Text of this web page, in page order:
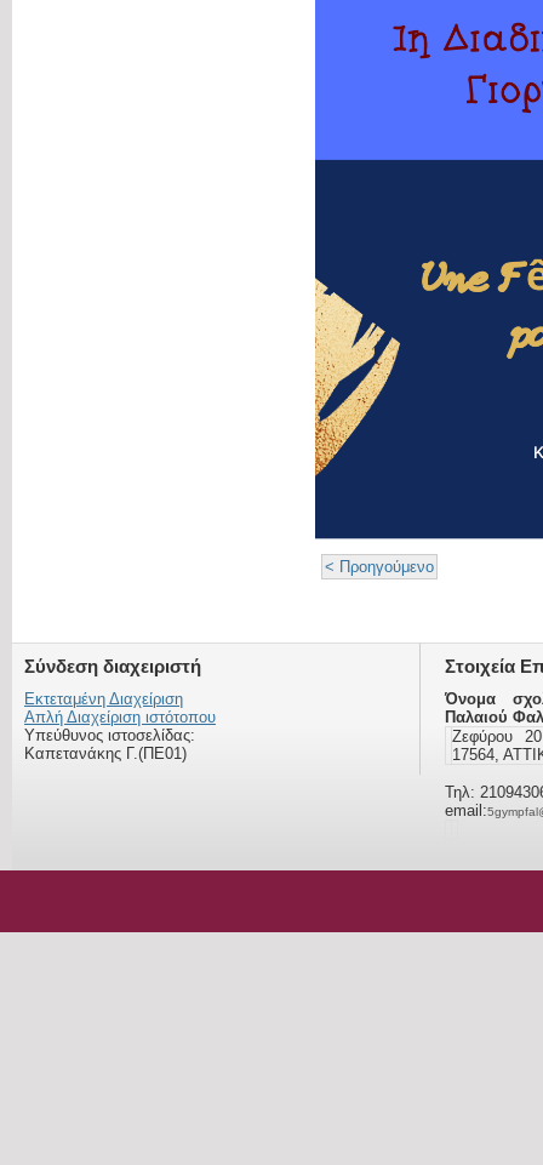
< Προηγούμενο
Σύνδεση διαχειριστή
Εκτεταμένη Διαχείριση
Απλή Διαχείριση ιστότοπου
Υπεύθυνος ιστοσελίδας:
Καπετανάκης Γ.(ΠΕ01)
Στοιχεία
Όνομα
Παλαιού
Ζεφύρου
17564,
Τηλ:
email: